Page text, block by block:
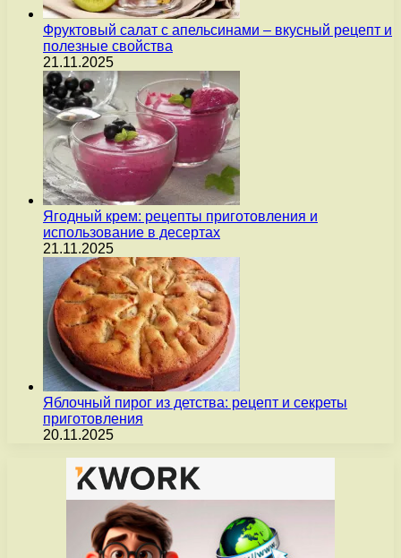
Фруктовый салат с апельсинами – вкусный рецепт и
полезные свойства
21.11.2025
Ягодный крем: рецепты приготовления и
использование в десертах
21.11.2025
Яблочный пирог из детства: рецепт и секреты
приготовления
20.11.2025